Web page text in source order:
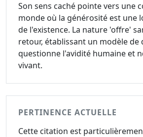
Son sens caché pointe vers une
monde où la générosité est une
de l'existence. La nature 'offre'
retour, établissant un modèle de
questionne l'avidité humaine et
vivant.
PERTINENCE ACTUELLE
Cette citation est